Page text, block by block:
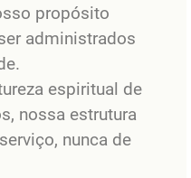
propósito
administrados
espiritual de
nossa estrutura
nunca de